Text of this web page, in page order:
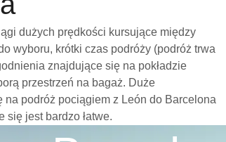
dużych prędkości kursujące między
wyboru, krótki czas podróży (podróż trwa
znajdujące się na pokładzie
przestrzeń na bagaż. Duże
podróż pociągiem z León do Barcelona
się jest bardzo łatwe.